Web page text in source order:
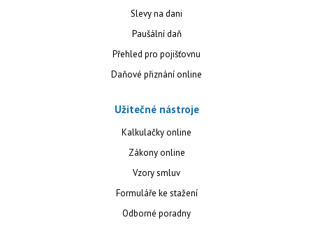
Slevy na dani
Paušální daň
Přehled pro pojišťovnu
Daňové přiznání online
Užitečné nástroje
Kalkulačky online
Zákony online
Vzory smluv
Formuláře ke stažení
Odborné poradny